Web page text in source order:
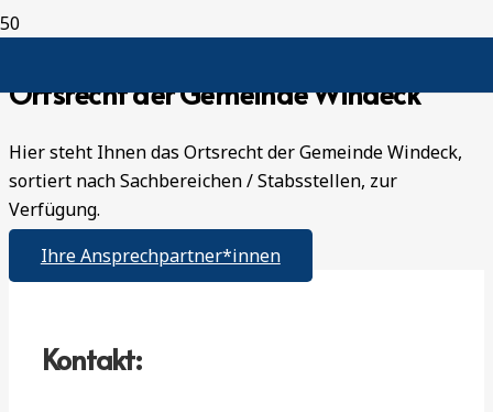
Ortsrecht der Gemeinde Windeck
Hier steht Ihnen das Ortsrecht der Gemeinde Windeck,
sortiert nach Sachbereichen / Stabsstellen, zur
Verfügung.
Ihre Ansprechpartner*innen
Kontakt: